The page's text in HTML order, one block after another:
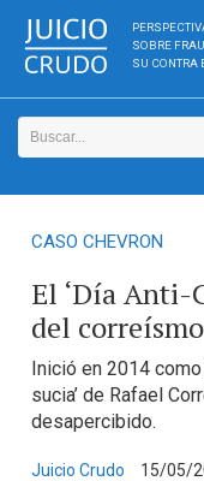
SOBRE
SU CONTRA
CASO CHEVRON
El ‘Día Anti-
del correísmo
Inició en 2014 como
sucia’ de Rafael
desapercibido.
Juicio Crudo 15/05/